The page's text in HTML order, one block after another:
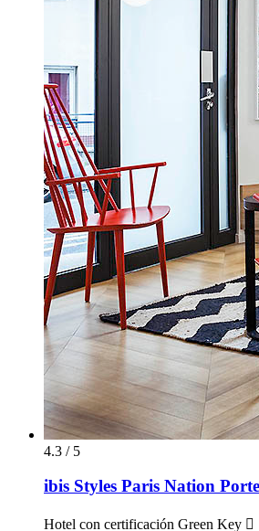
4.3 / 5
ibis Styles Paris Nation
Hotel con certificación Green Key 